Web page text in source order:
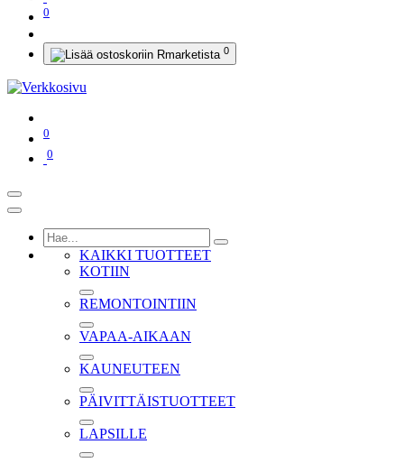
0
0
0
0
KAIKKI TUOTTEET
KOTIIN
REMONTOINTIIN
VAPAA-AIKAAN
KAUNEUTEEN
PÄIVITTÄISTUOTTEET
LAPSILLE